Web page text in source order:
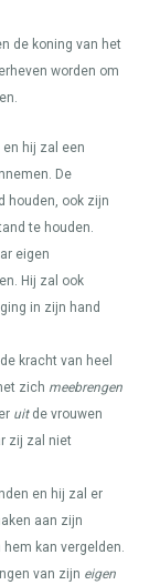
de koning van het
worden om
hij zal een
De
houden, ook zijn
te houden.
eigen
Hij zal ook
in zijn hand
kracht van heel
zich meebrengen
uitde vrouwen
zij zal niet
en hij zal er
aan zijn
kan vergelden.
van zijn eigen